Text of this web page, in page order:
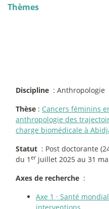
Thèmes
Discipline : Anthropologie
Thèse : Cancers féminins
anthropologie des
charge biomédicale à
Statut : Post doctorante
du 1 erjuillet 2025 au 31
Axes de recherche :
Axe 1 · Santé